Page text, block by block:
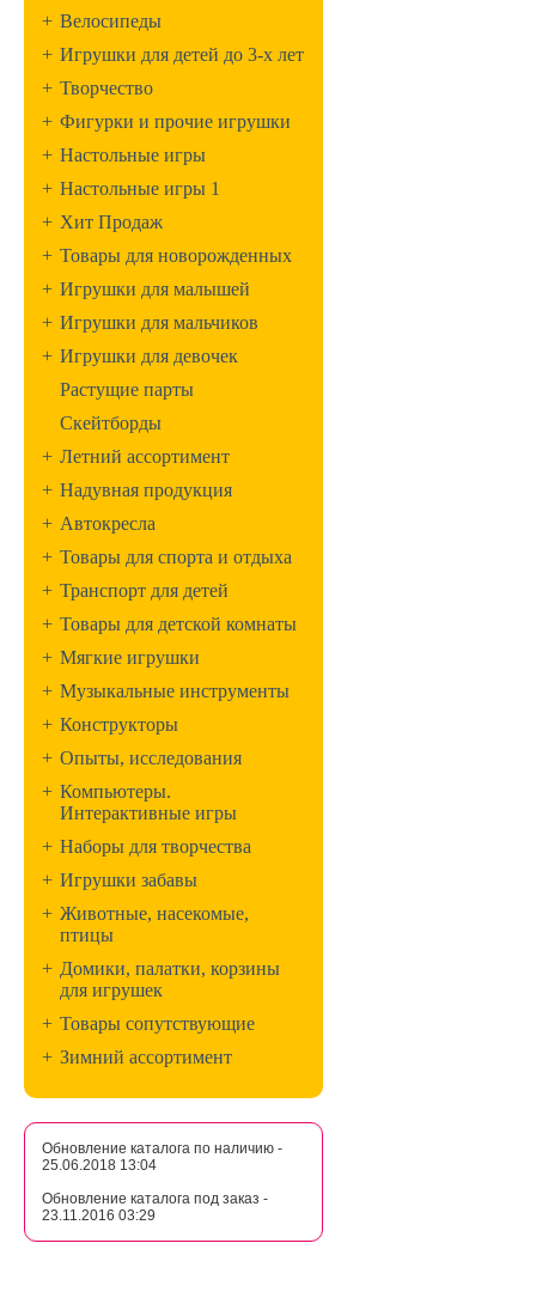
+ Велосипеды
+ Игрушки для детей до 3-х лет
+ Творчество
+ Фигурки и прочие игрушки
+ Настольные игры
+ Настольные игры 1
+ Хит Продаж
+ Товары для новорожденных
+ Игрушки для малышей
+ Игрушки для мальчиков
+ Игрушки для девочек
Растущие парты
Скейтборды
+ Летний ассортимент
+ Надувная продукция
+ Автокресла
+ Товары для спорта и отдыха
+ Транспорт для детей
+ Товары для детской комнаты
+ Мягкие игрушки
+ Музыкальные инструменты
+ Конструкторы
+ Опыты, исследования
+ Компьютеры.
Интерактивные игры
+ Наборы для творчества
+ Игрушки забавы
+ Животные, насекомые,
птицы
+ Домики, палатки, корзины
для игрушек
+ Товары сопутствующие
+ Зимний ассортимент
Обновление каталога по наличию -
25.06.2018 13:04
Обновление каталога под заказ -
23.11.2016 03:29